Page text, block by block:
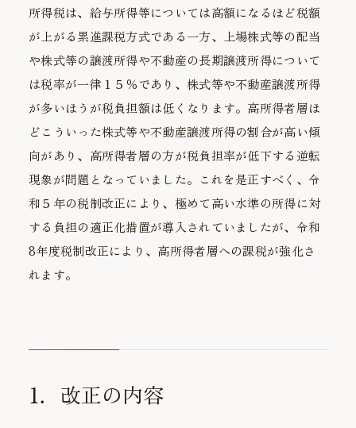
所得税は、給与所得等については高額になるほど税額
が上がる累進課税方式である一方、上場株式等の配当
や株式等の譲渡所得や不動産の長期譲渡所得について
は税率が一律１５％であり、株式等や不動産譲渡所得
が多いほうが税負担額は低くなります。高所得者層ほ
どこういった株式等や不動産譲渡所得の割合が高い傾
向があり、高所得者層の方が税負担率が低下する逆転
現象が問題となっていました。これを是正すべく、令
和５年の税制改正により、極めて高い水準の所得に対
する負担の適正化措置が導入されていましたが、令和
8年度税制改正により、高所得者層への課税が強化さ
れます。
1．改正の内容